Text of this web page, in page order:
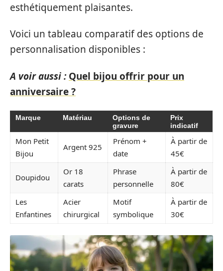
esthétiquement plaisantes.
Voici un tableau comparatif des options de
personnalisation disponibles :
A voir aussi : Quel bijou offrir pour un
anniversaire ?
Marque Matériau
Options de
gravure
Prix
indicatif
Mon Petit
Bijou
Argent 925
Prénom +
date
À partir de
45€
Doupidou
Or 18
carats
Phrase
personnelle
À partir de
80€
Les
Enfantines
Acier
chirurgical
Motif
symbolique
À partir de
30€